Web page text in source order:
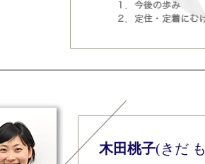
木田桃子(きだ